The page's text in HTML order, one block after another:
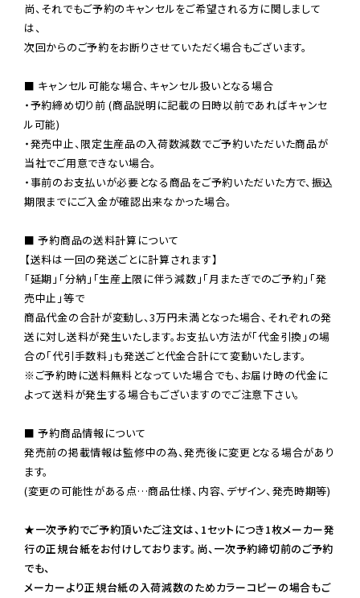
尚、それでもご予約のキャンセルをご希望される方に関しまして
は、
次回からのご予約をお断りさせていただく場合もございます。
■ キャンセル可能な場合、キャンセル扱いとなる場合
・予約締め切り前 (商品説明に記載の日時以前であればキャンセ
ル可能)
・発売中止、限定生産品の入荷数減数でご予約いただいた商品が
当社でご用意できない場合。
・事前のお支払いが必要となる商品をご予約いただいた方で、振込
期限までにご入金が確認出来なかった場合。
■ 予約商品の送料計算について
【送料は一回の発送ごとに計算されます】
「延期」「分納」「生産上限に伴う減数」「月またぎでのご予約」「発
売中止」等で
商品代金の合計が変動し、3万円未満となった場合、それぞれの発
送に対し送料が発生いたします。お支払い方法が「代金引換」の場
※ご予約時に送料無料となっていた場合でも、お届け時の代金に
よって送料が発生する場合もございますのでご注意下さい。
■ 予約商品情報について
発売前の掲載情報は監修中の為、発売後に変更となる場合があり
ます。
(変更の可能性がある点…商品仕様、内容、デザイン、発売時期等)
★一次予約でご予約頂いたご注文は、1セットにつき1枚メーカー発
行の正規台紙をお付けしております。尚、一次予約締切前のご予約
でも、
メーカーより正規台紙の入荷減数のためカラーコピーの場合もご